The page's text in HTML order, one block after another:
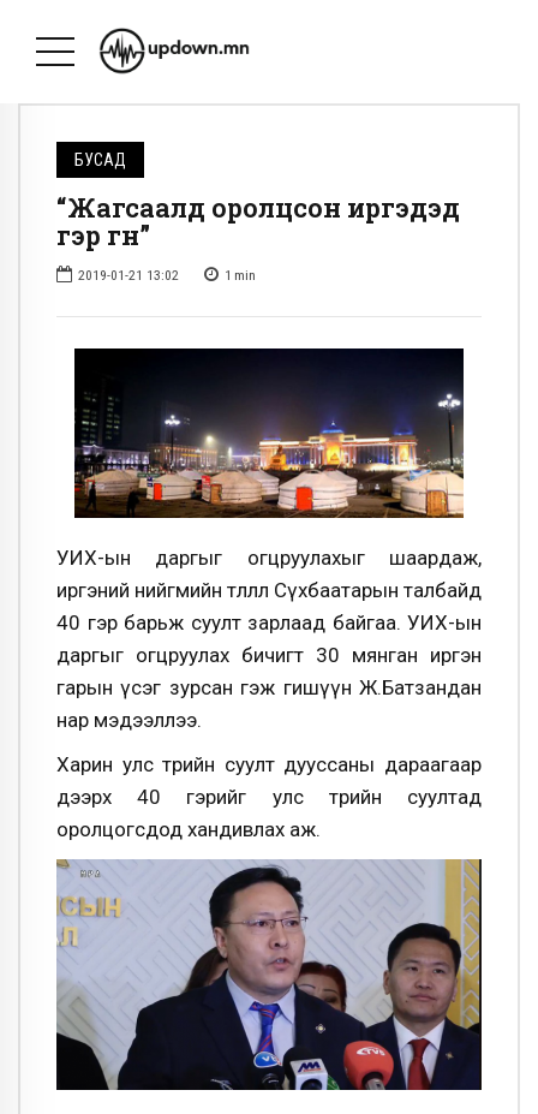
БУСАД
“Жагсаалд оролцсон иргэдэд
гэр өгнө”
2019-01-21 13:02 1 min
УИХ-ын даргыг огцруулахыг шаардаж,
иргэний нийгмийн төлөөлөл Сүхбаатарын талбайд
40 гэр барьж суулт зарлаад байгаа. УИХ-ын
даргыг огцруулах бичигт 30 мянган иргэн
гарын үсэг зурсан гэж гишүүн Ж.Батзандан
нар мэдээллээ.
Харин улс төрийн суулт дууссаны дараагаар
дээрх 40 гэрийг улс төрийн суултад
оролцогсдод хандивлах аж.